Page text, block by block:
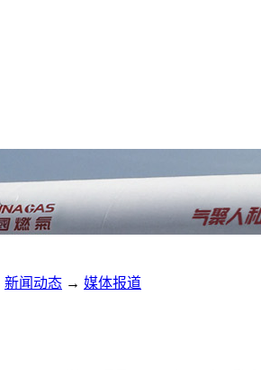
新闻动态 → 媒体报道